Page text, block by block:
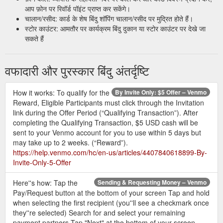
in the app, and (2) Make sure to add and verify your phone
number for your new Valid Account, and (3) When prompted
to, you must also enter and save your promo code in the app
during sign up.
Venmo Mastercard Debit Card | Venmo
Apply for the Venmo
debit card. You can shop in stores and online everywhere
Mastercard is accepted in the U.S. You can also use the card
to get cash.https://venmo.com/about/debitcard/
By Invite Only: $25 Direct Deposit Offer Terms – Venmo
How to
Qualify: Eligible participants must: (1) complete the employer
(or government) form with their Venmo account and routing
number and Direct Deposit amount, and (2) receive two (2)
Direct Deposits into their Valid Account totaling a combined
$500 USD or more (“Qualifying Transaction”) during the Offer
Period. https://help.venmo.com/hc/en-
us/articles/4406276919315-By-Invite-Only-25-Direct-Deposit-
Offer-Terms
Venmo User Agreement
If you have a Venmo Credit Card, until
आप फ़ोन पर रिवॉर्ड पॉइंट प्राप्त कर सकेंगे।
चालान/रसीद: कार्ड के शेष बिंदु शॉपिंग चालान/रसीद पर मुद्रित होते हैं।
स्टोर काउंटर: आमतौर पर कार्यक्रम बिंदु दुकान या स्टोर काउंटर पर देखे जा
सकते हैं
वफादारी और पुरस्कार बिंदु अंतर्दृष्टि
By Invite Only: $5 Offer – Venmo
How it works: To qualify for the
Reward, Eligible Participants must click through the Invitation
link during the Offer Period (“Qualifying Transaction”). After
completing the Qualifying Transaction, $5 USD cash will be
sent to your Venmo account for you to use within 5 days but
may take up to 2 weeks. (“Reward”).
https://help.venmo.com/hc/en-us/articles/4407840618899-By-
Invite-Only-5-Offer
Sending & Requesting Money – Venmo
Here''s how: Tap the
Pay/Request button at the bottom of your screen Tap and hold
when selecting the first recipient (you''ll see a checkmark once
they''re selected) Search for and select your remaining